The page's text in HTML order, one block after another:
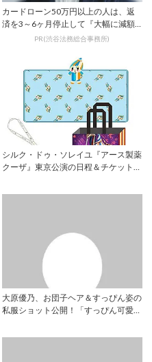
カードローン50万円以上の人は、返
済を3～6ヶ月停止して『大幅に減額
してから返済...PR(渋谷法務総合事務所)
シルク・ドゥ・ソレイユ『アース製薬
クーザ』東京公演の日程＆チケット情
大原優乃、お団子ヘア＆すっぴん姿の
私服ショット公開！「すっぴん可愛す